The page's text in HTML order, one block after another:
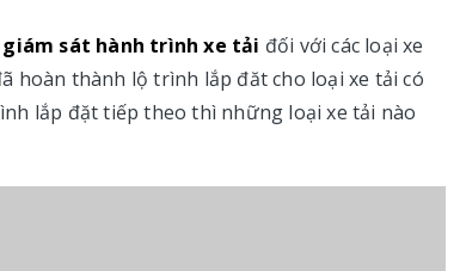
sát hành trình xe tải đối với các loại xe
hoàn thành lộ trình lắp đăt cho loại xe tải có
lắp đặt tiếp theo thì những loại xe tải nào